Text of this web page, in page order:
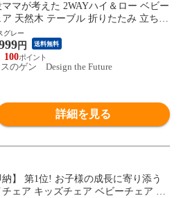
マが考えた 2WAYハイ＆ロー ベビー
天然木 テーブル 折りたたみ 立ち上
防止 高さ調整 足置き ベビー キッズチ
木製 子供 赤ちゃん 65200031〔アイス
〕【予約】8月下旬※8/31までに出荷
グレー
円 送料無料
100
スのゲン Design the Future
詳細を見る
納】 第1位! お子様の成長に寄り添う
チェア キッズチェア ベビーチェア 高